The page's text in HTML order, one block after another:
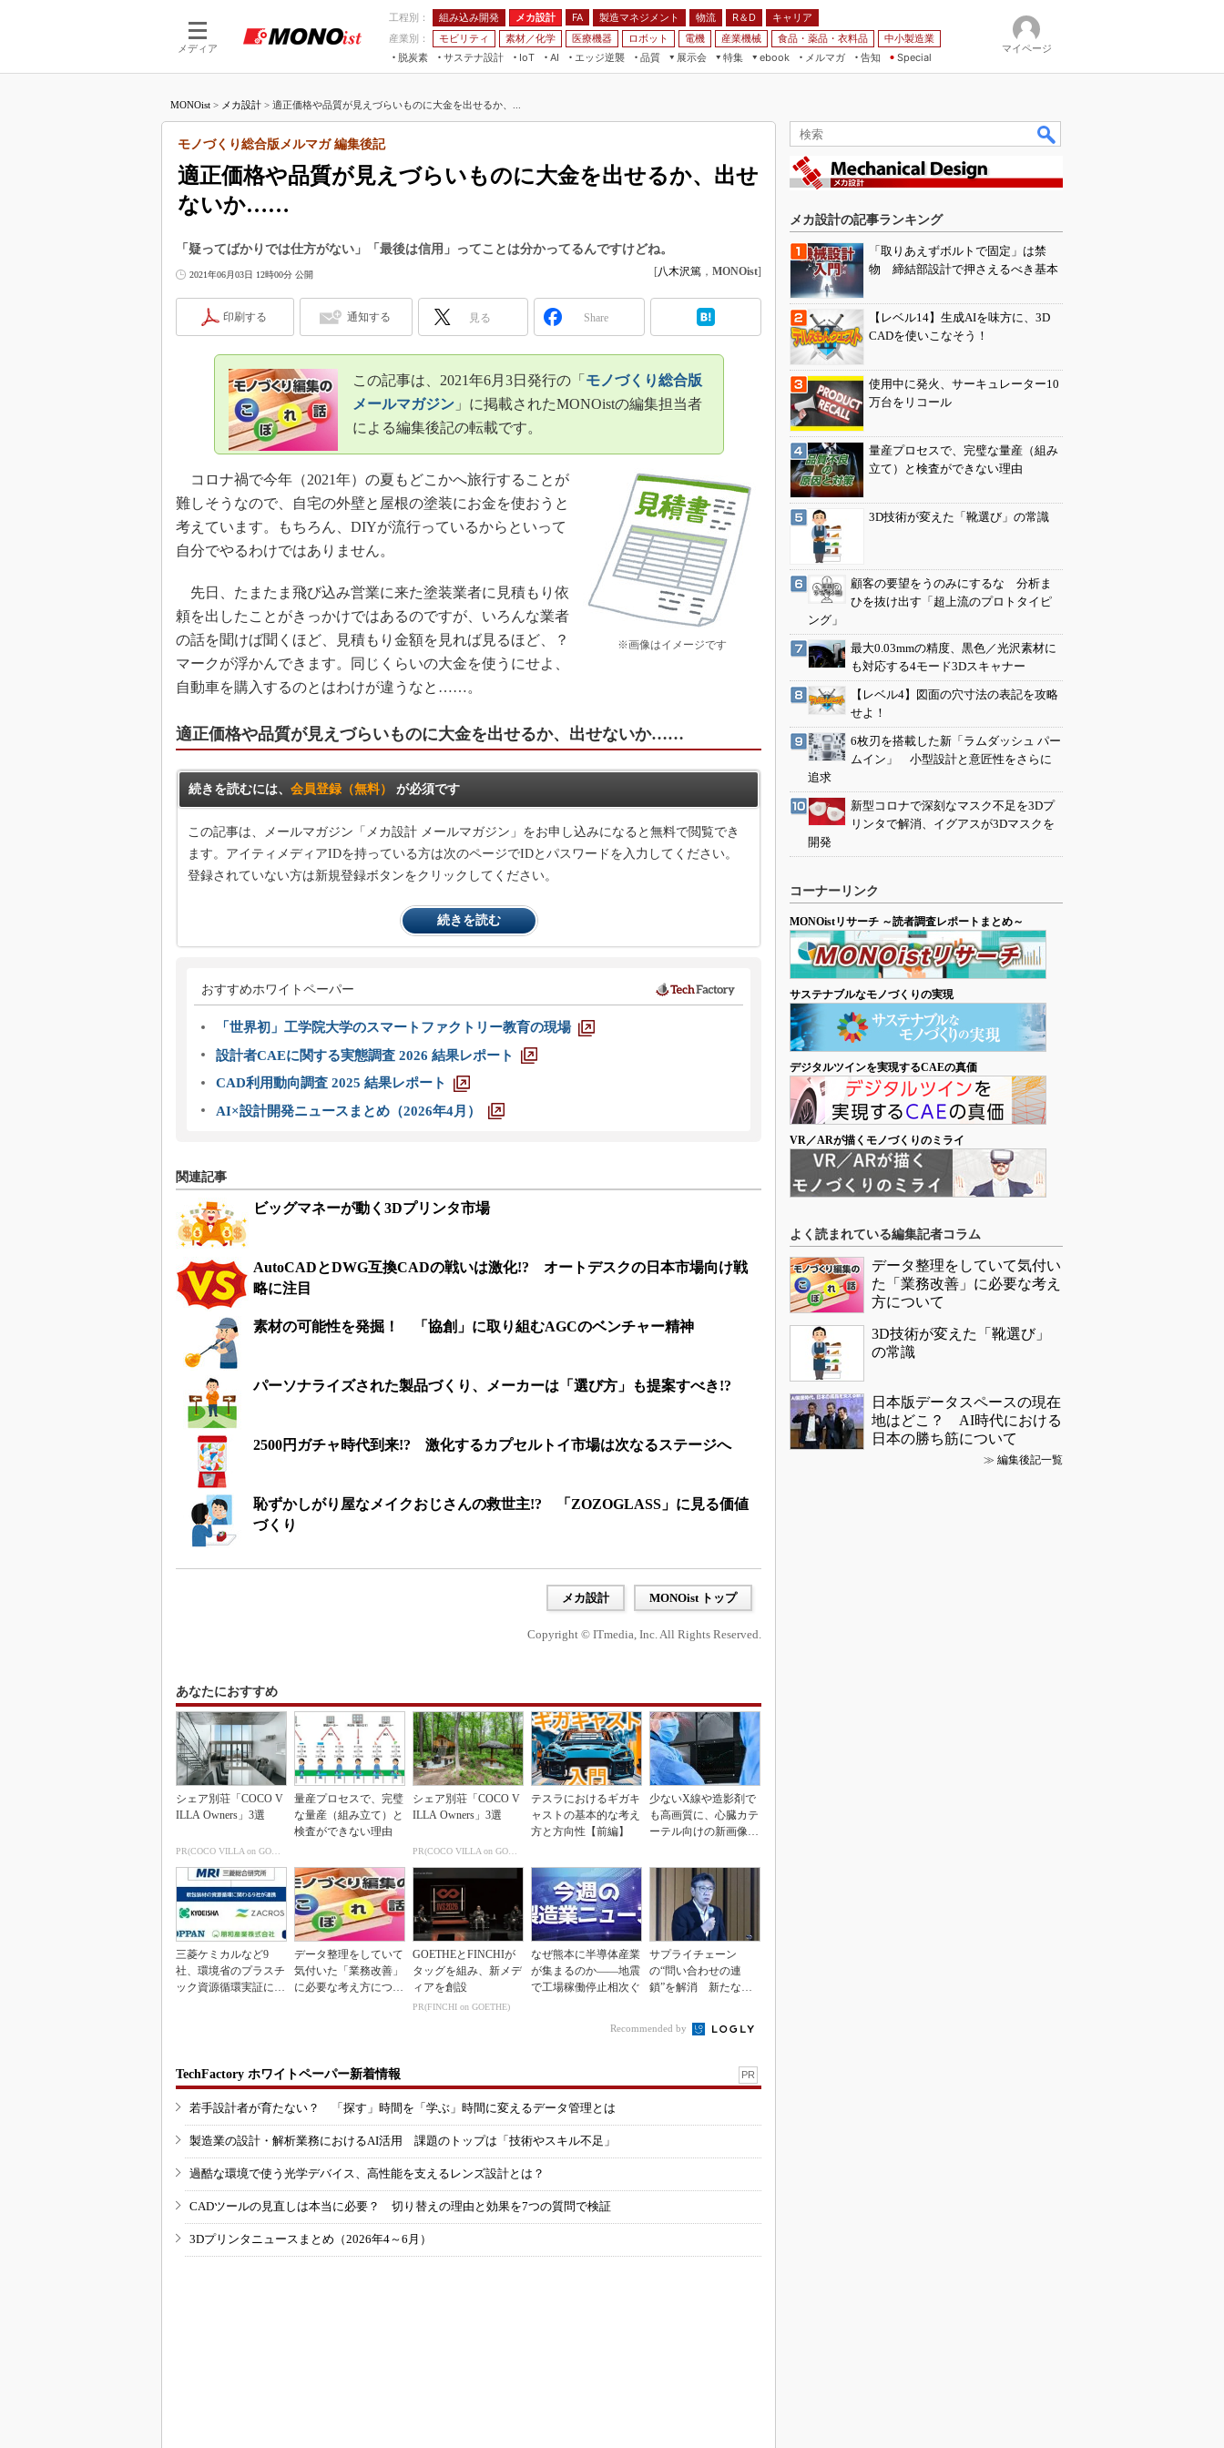
メディア
工程別： 組み込み開発 メカ設計 FA 製造マネジメント 物流 R＆D
キャリア
産業別：
モビリティ 素材／化学 医療機器 ロボット 電機 産業機械 食品・薬品・衣料品
中小製造業
脱炭素
サステナ設計
IoT
つながる工場
つながるサービス
AI
AI×設備保全
Physical AI
エッジ逆襲 品質
展示会
JIMTOF
IIFES
TECHNO-FRONTIER
スマート工場EXPO
AUTOMOTIVE WORLD
産業オープンネット展
特集
VR／AR
フィールドサービス
組み込み画像技術
Windows Embedded
車載ソフト開発
ISO26262
無償設計ツール
3Dプリンタ
インダストリー4.0
イノベーション
製造業ビッグデータ
メイドインジャパン
植物工場
知財マネジメント
海外生産
制御セキュリティ
新型コロナへの対応
ebook
モビリティ
メルマガ
告知 Special
マイページ
MONOist > メカ設計 > 適正価格や品質が見えづらいものに大金を出せるか、...
適正価格や品質が見えづらいものに大金を出せるか、出せ
ないか……
モノづくり総合版メルマガ 編集後記
「疑ってばかりでは仕方がない」「最後は信用」ってことは分かってるんですけどね。
2021年06月03日 12時00分 公開 [八木沢篤 ， MONOist]
印刷する 通知する 見る Share
この記事は、2021年6月3日発行の「 モノづくり総合版
メールマガジン」に掲載されたMONOistの編集担当者
による編集後記の転載です。
※画像はイメージです
コロナ禍で今年（2021年）の夏もどこかへ旅行することが
難しそうなので、自宅の外壁と屋根の塗装にお金を使おうと
考えています。もちろん、DIYが流行っているからといって
自分でやるわけではありません。
先日、たまたま飛び込み営業に来た塗装業者に見積もり依
頼を出したことがきっかけではあるのですが、いろんな業者
の話を聞けば聞くほど、見積もり金額を見れば見るほど、？
マークが浮かんできます。同じくらいの大金を使うにせよ、
自動車を購入するのとはわけが違うなと……。
適正価格や品質が見えづらいものに大金を出せるか、出せないか……
続きを読むには、 会員登録（無料） が必須です
この記事は、メールマガジン「メカ設計 メールマガジン」をお申し込みになると無料で閲覧でき
ます。アイティメディアIDを持っている方は次のページでIDとパスワードを入力してください。
登録されていない方は新規登録ボタンをクリックしてください。
続きを読む
おすすめホワイトペーパー
「世界初」工学院大学のスマートファクトリー教育の現場
設計者CAEに関する実態調査 2026 結果レポート
CAD利用動向調査 2025 結果レポート
AI×設計開発ニュースまとめ（2026年4月）
関連記事
ビッグマネーが動く3Dプリンタ市場
AutoCADとDWG互換CADの戦いは激化!? オートデスクの日本市場向け戦
略に注目
素材の可能性を発掘！ 「協創」に取り組むAGCのベンチャー精神
パーソナライズされた製品づくり、メーカーは「選び方」も提案すべき!?
2500円ガチャ時代到来!? 激化するカプセルトイ市場は次なるステージへ
恥ずかしがり屋なメイクおじさんの救世主!? 「ZOZOGLASS」に見る価値
づくり
メカ設計 MONOist トップ
Copyright © ITmedia, Inc. All Rights Reserved.
あなたにおすすめ
シェア別荘「COCO V
ILLA Owners」3選
PR(COCO VILLA on GOETHE)
量産プロセスで、完璧
な量産（組み立て）と
検査ができない理由
シェア別荘「COCO V
ILLA Owners」3選
PR(COCO VILLA on GOETHE)
テスラにおけるギガキ
ャストの基本的な考え
方と方向性【前編】
少ないX線や造影剤で
も高画質に、心臓カテ
ーテル向けの新画像技
三菱ケミカルなど9
社、環境省のプラスチ
ック資源循環実証に参
データ整理をしていて
気付いた「業務改善」
に必要な考え方につい
GOETHEとFINCHIが
タッグを組み、新メデ
ィアを創設
PR(FINCHI on GOETHE)
なぜ熊本に半導体産業
が集まるのか――地震
で工場稼働停止相次ぐ
サプライチェーン
の“問い合わせの連
鎖”を解消 新たな情
Recommended by
TechFactory ホワイトペーパー新着情報 PR
若手設計者が育たない？ 「探す」時間を「学ぶ」時間に変えるデータ管理とは
製造業の設計・解析業務におけるAI活用 課題のトップは「技術やスキル不足」
過酷な環境で使う光学デバイス、高性能を支えるレンズ設計とは？
CADツールの見直しは本当に必要？ 切り替えの理由と効果を7つの質問で検証
3Dプリンタニュースまとめ（2026年4～6月）
メカ設計の記事ランキング
「取りあえずボルトで固定」は禁
物 締結部設計で押さえるべき基本
【レベル14】生成AIを味方に、3D
CADを使いこなそう！
使用中に発火、サーキュレーター10
万台をリコール
量産プロセスで、完璧な量産（組み
立て）と検査ができない理由
3D技術が変えた「靴選び」の常識
顧客の要望をうのみにするな 分析ま
ひを抜け出す「超上流のプロトタイピ
ング」
最大0.03mmの精度、黒色／光沢素材に
も対応する4モード3Dスキャナー
【レベル4】図面の穴寸法の表記を攻略
せよ！
6枚刃を搭載した新「ラムダッシュ パー
ムイン」 小型設計と意匠性をさらに
追求
新型コロナで深刻なマスク不足を3Dプ
リンタで解消、イグアスが3Dマスクを
開発
コーナーリンク
MONOistリサーチ ～読者調査レポートまとめ～
サステナブルなモノづくりの実現
デジタルツインを実現するCAEの真価
VR／ARが描くモノづくりのミライ
よく読まれている編集記者コラム
データ整理をしていて気付い
た「業務改善」に必要な考え
方について
3D技術が変えた「靴選び」
の常識
日本版データスペースの現在
地はどこ？ AI時代における
日本の勝ち筋について
≫ 編集後記一覧